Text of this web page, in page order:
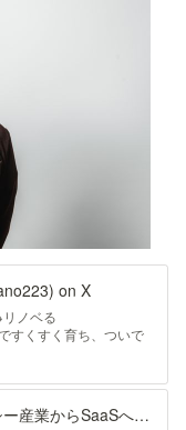
on X
ノベる
くすく育ち、ついで
す。｜サッカー：リ
とのってます。いつか
を幸せにする」
【入社エントリ】建築業界というレガシー産業からSaaSへきた漢が目論む将来の野望｜ourly（アワリー）